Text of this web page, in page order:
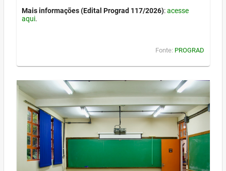
Mais informações (Edital Prograd 117/2026):acesse
aqui.
Fonte: PROGRAD